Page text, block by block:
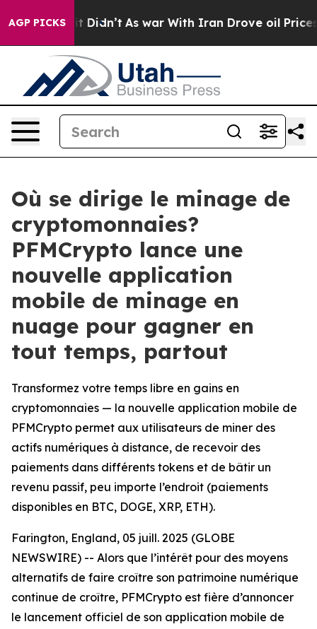
AGP PICKS
it Didn’t As war With Iran Drove oil Prices
Où se dirige le minage de
cryptomonnaies?
PFMCrypto lance une
nouvelle application
mobile de minage en
nuage pour gagner en
tout temps, partout
Transformez votre temps libre en gains en
cryptomonnaies — la nouvelle application mobile de
PFMCrypto permet aux utilisateurs de miner des
actifs numériques à distance, de recevoir des
paiements dans différents tokens et de bâtir un
revenu passif, peu importe l’endroit (paiements
disponibles en BTC, DOGE, XRP, ETH).
Farington, England, 05 juill. 2025 (GLOBE
NEWSWIRE) -- Alors que l’intérêt pour des moyens
alternatifs de faire croître son patrimoine numérique
continue de croître, PFMCrypto est fière d’annoncer
le lancement officiel de son application mobile de